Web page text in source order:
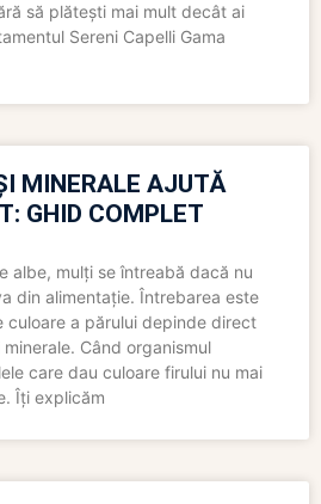
să plătești mai mult decât ai
Sereni Capelli Gama
MINERALE AJUTĂ
GHID COMPLET
albe, mulți se întreabă dacă nu
din alimentație. Întrebarea este
a părului depinde direct
Când organismul
care dau culoare firului nu mai
Îți explicăm